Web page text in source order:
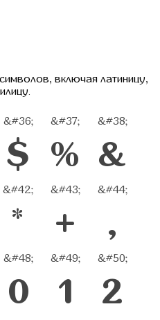
включая латиницу,
&#36;
$
&#37;
%
&#38;
&
&#42;
*
&#43;
+
&#44;
,
&#48;
0
&#49;
1
&#50;
2